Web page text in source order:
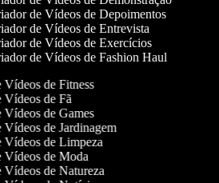
de Vídeos de Depoimentos
de Vídeos de Entrevista
de Vídeos de Exercícios
de Vídeos de Fashion Haul
Vídeos de Fitness
Vídeos de Fã
Vídeos de Games
Vídeos de Jardinagem
Vídeos de Limpeza
Vídeos de Moda
Vídeos de Natureza